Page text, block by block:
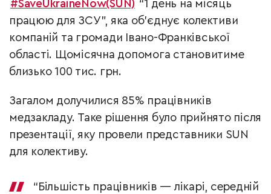
#SaveUkraineNow(SUN) “1 день на місяць
працюю для ЗСУ”, яка об’єднує колективи
компаній та громади Івано-Франківської
області. Щомісячна допомога становитиме
близько 100 тис. грн.
Загалом долучилися 85% працівників
медзакладу. Таке рішення було прийнято після
презентації, яку провели представники SUN
для колективу.
“Більшість працівників — лікарі, середній